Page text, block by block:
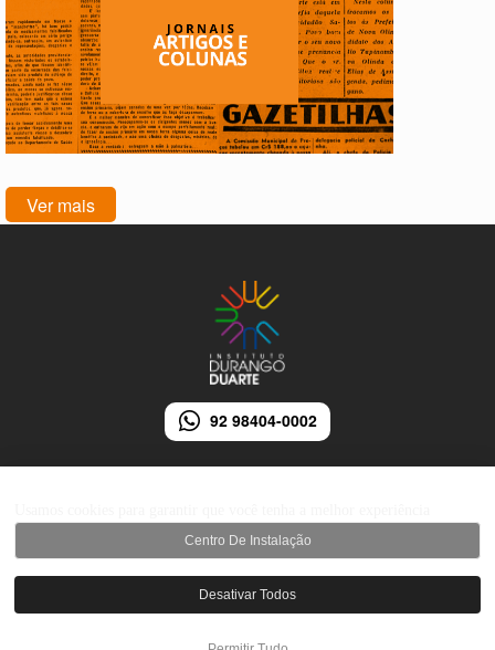
Ver mais
92 98404-0002
© 2026 Instituto Durango Duarte - Todos os direitos reservados.
Desenvolvido por iMarketing Agência Digital
Centro De Instalação
Desativar Todos